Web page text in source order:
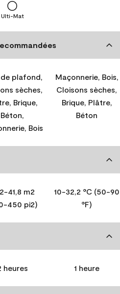
Ulti-Mat
de plafond,
sèches,
Brique,
Béton,
Bois
Maçonnerie, Bois,
Cloisons sèches,
Brique, Plâtre,
Béton
41,8 m2
450 pi2)
10-32,2 °C (50-90
°F)
heures 1 heure